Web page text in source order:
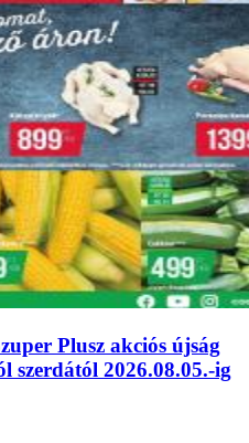
Plusz akciós újság
szerdától 2026.08.05.-ig